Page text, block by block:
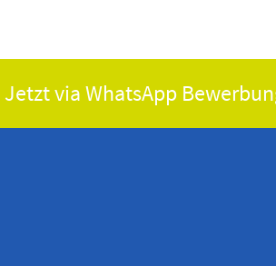
Jetzt via WhatsApp